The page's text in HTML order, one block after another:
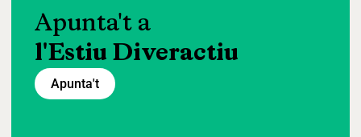
Apunta't a
l'Estiu Diveractiu
Apunta't